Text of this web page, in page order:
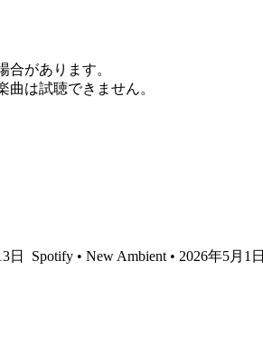
があります。
は試聴できません。
日 Spotify • New Ambient • 2026年5月1日